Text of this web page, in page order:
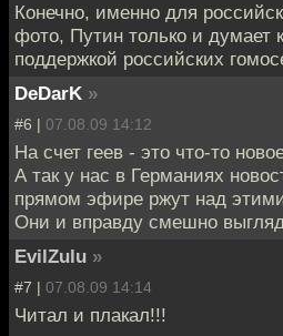
Конечно, именно для
фото, Путин только и думает
поддержкой российских
DeDarK »
#6 | 07.08.09 14:12
На счет геев - это что-то
А так у нас в Германиях
прямом эфире ржут над
Они и вправду смешно
EvilZulu »
#7 | 07.08.09 14:14
Читал и плакал!!!